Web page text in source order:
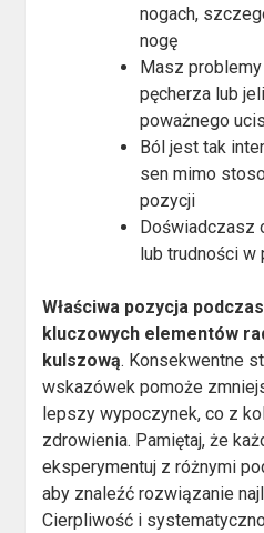
nogach,
nogę
Masz
pęcherza lub
poważnego
Ból jest tak
sen mimo
pozycji
Doświadczasz
lub trudności
Właściwa pozycja
kluczowych elementów
kulszową. Konsekwentne
wskazówek pomoże
lepszy wypoczynek, co z
zdrowienia. Pamiętaj, że
eksperymentuj z różnymi
aby znaleźć rozwiązanie
Cierpliwość i